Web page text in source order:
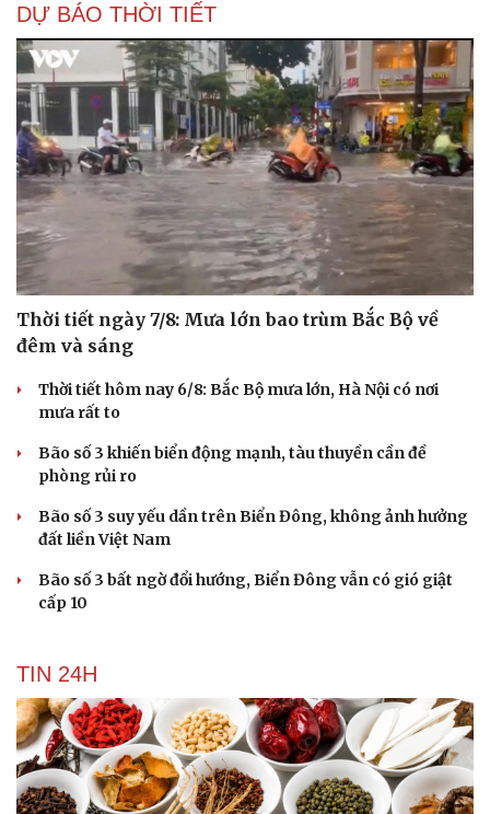
Cải chính
DỰ BÁO THỜI TIẾT
Thời tiết ngày 7/8: Mưa lớn bao trùm Bắc Bộ về
đêm và sáng
Thời tiết hôm nay 6/8: Bắc Bộ mưa lớn, Hà Nội có nơi
mưa rất to
Bão số 3 khiến biển động mạnh, tàu thuyền cần đề
phòng rủi ro
Bão số 3 suy yếu dần trên Biển Đông, không ảnh hưởng
đất liền Việt Nam
Bão số 3 bất ngờ đổi hướng, Biển Đông vẫn có gió giật
cấp 10
TIN 24H